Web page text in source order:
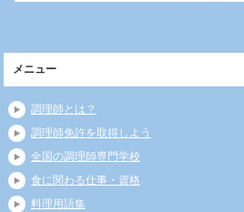
メニュー
調理師とは？
調理師免許を取得しよう
全国の調理師専門学校
食に関わる仕事・資格
料理用語集